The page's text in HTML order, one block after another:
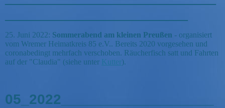
25. Juni 2022: Sommerabend am kleinen Preußen - organisiert
vom Wremer Heimatkreis 85 e.V.. Bereits 2020 vorgesehen und
coronabedingt mehrfach verschoben. Räucherfisch satt und Fahrten
auf der "Claudia" (siehe unter Kutter).
05_2022___________________